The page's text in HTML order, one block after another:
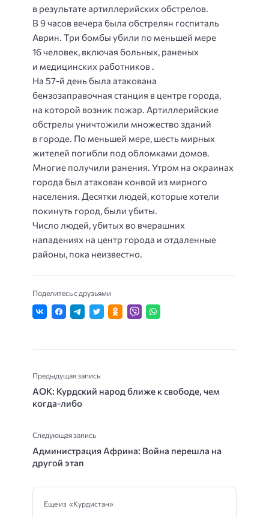
в результате артиллерийских обстрелов.
В 9 часов вечера была обстрелян госпиталь
Аврин. Три бомбы убили по меньшей мере
16 человек, включая больных, раненых
и медицинских работников .
На 57-й день была атакована
бензозаправочная станция в центре города,
на которой возник пожар. Артиллерийские
обстрелы уничтожили множество зданий
в городе. По меньшей мере, шесть мирных
жителей погибли под обломками домов.
Многие получили ранения. Утром на окраинах
города был атакован конвой из мирного
населения. Десятки людей, которые хотели
покинуть город, были убиты.
Число людей, убитых во вчерашних
нападениях на центр города и отдаленные
районы, пока неизвестно.
Поделитесь с друзьями
Предыдущая запись
АОК: Курдский народ ближе к свободе, чем
когда-либо
Следующая запись
Администрация Африна: Война перешла на
другой этап
Еще из «Курдистан»